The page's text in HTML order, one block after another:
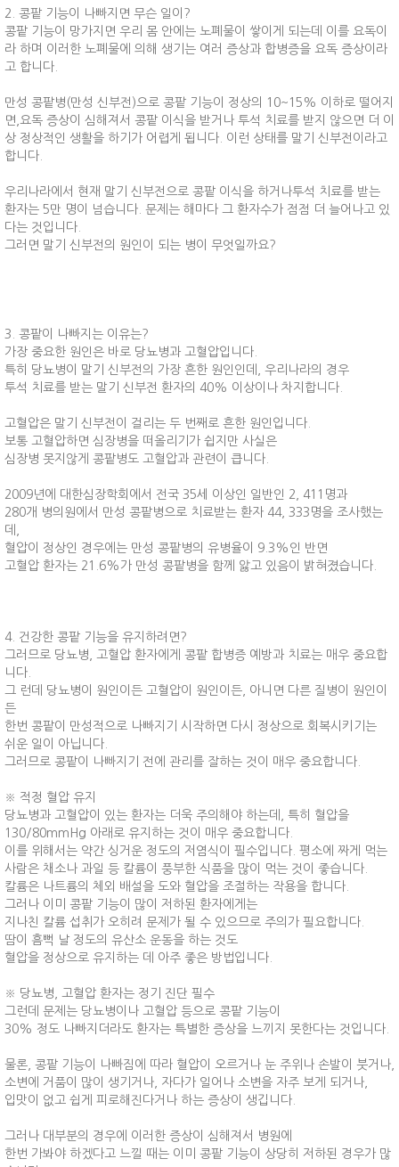
2. 콩팥 기능이 나빠지면 무슨 일이?
콩팥 기능이 망가지면 우리 몸 안에는 노폐물이 쌓이게 되는데 이를 요독이
라 하며 이러한 노폐물에 의해 생기는 여러 증상과 합병증을 요독 증상이라
고 합니다.
만성 콩팥병(만성 신부전)으로 콩팥 기능이 정상의 10~15% 이하로 떨어지
면,요독 증상이 심해져서 콩팥 이식을 받거나 투석 치료를 받지 않으면 더 이
상 정상적인 생활을 하기가 어렵게 됩니다. 이런 상태를 말기 신부전이라고
합니다.
우리나라에서 현재 말기 신부전으로 콩팥 이식을 하거나투석 치료를 받는
환자는 5만 명이 넘습니다. 문제는 해마다 그 환자수가 점점 더 늘어나고 있
다는 것입니다.
그러면 말기 신부전의 원인이 되는 병이 무엇일까요?
3. 콩팥이 나빠지는 이유는?
가장 중요한 원인은 바로 당뇨병과 고혈압입니다.
특히 당뇨병이 말기 신부전의 가장 흔한 원인인데, 우리나라의 경우
투석 치료를 받는 말기 신부전 환자의 40% 이상이나 차지합니다.
고혈압은 말기 신부전이 걸리는 두 번째로 흔한 원인입니다.
보통 고혈압하면 심장병을 떠올리기가 쉽지만 사실은
심장병 못지않게 콩팥병도 고혈압과 관련이 큽니다.
2009년에 대한심장학회에서 전국 35세 이상인 일반인 2, 411명과
280개 병의원에서 만성 콩팥병으로 치료받는 환자 44, 333명을 조사했는
데,
혈압이 정상인 경우에는 만성 콩팥병의 유병율이 9.3%인 반면
고혈압 환자는 21.6%가 만성 콩팥병을 함께 앓고 있음이 밝혀졌습니다.
4. 건강한 콩팥 기능을 유지하려면?
그러므로 당뇨병, 고혈압 환자에게 콩팥 합병증 예방과 치료는 매우 중요합
니다.
그 런데 당뇨병이 원인이든 고혈압이 원인이든, 아니면 다른 질병이 원인이
든
한번 콩팥이 만성적으로 나빠지기 시작하면 다시 정상으로 회복시키기는
쉬운 일이 아닙니다.
그러므로 콩팥이 나빠지기 전에 관리를 잘하는 것이 매우 중요합니다.
※ 적정 혈압 유지
당뇨병과 고혈압이 있는 환자는 더욱 주의해야 하는데, 특히 혈압을
130/80mmHg 아래로 유지하는 것이 매우 중요합니다.
이를 위해서는 약간 싱거운 정도의 저염식이 필수입니다. 평소에 짜게 먹는
사람은 채소나 과일 등 칼륨이 풍부한 식품을 많이 먹는 것이 좋습니다.
칼륨은 나트륨의 체외 배설을 도와 혈압을 조절하는 작용을 합니다.
그러나 이미 콩팥 기능이 많이 저하된 환자에게는
지나친 칼륨 섭취가 오히려 문제가 될 수 있으므로 주의가 필요합니다.
땀이 흠뻑 날 정도의 유산소 운동을 하는 것도
혈압을 정상으로 유지하는 데 아주 좋은 방법입니다.
※ 당뇨병, 고혈압 환자는 정기 진단 필수
그런데 문제는 당뇨병이나 고혈압 등으로 콩팥 기능이
30% 정도 나빠지더라도 환자는 특별한 증상을 느끼지 못한다는 것입니다.
물론, 콩팥 기능이 나빠짐에 따라 혈압이 오르거나 눈 주위나 손발이 붓거나,
소변에 거품이 많이 생기거나, 자다가 일어나 소변을 자주 보게 되거나,
입맛이 없고 쉽게 피로해진다거나 하는 증상이 생깁니다.
그러나 대부분의 경우에 이러한 증상이 심해져서 병원에
한번 가봐야 하겠다고 느낄 때는 이미 콩팥 기능이 상당히 저하된 경우가 많